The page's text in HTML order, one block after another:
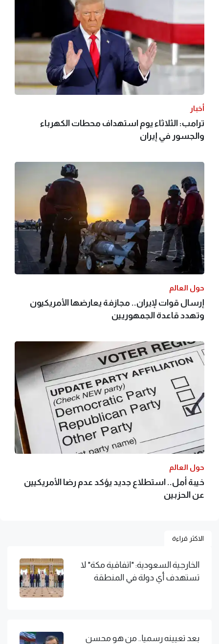
أخبار
ترامب: الثلاثاء يوم استهداف محطات الكهرباء
والجسور في إيران
حول العالم
إرسال قوات لإيران.. مجازفة يعارضها الأمريكيون
وتهدد قاعدة الجمهوريين
حول العالم
خيبة أمل.. استطلاع جديد يؤكد عدم رضا الأمريكيين
عن الحزبين
الاكثر قراءة
الخارجية السعودية: "اتفاقية مكة" لا
تستهدف أي دولة في المنطقة
بعد تعيينه رسميا.. من هو محسن